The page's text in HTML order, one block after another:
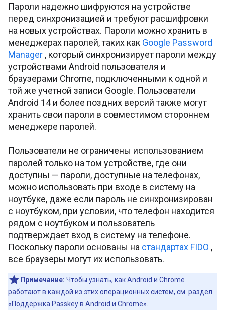
Пароли надежно шифруются на устройстве
перед синхронизацией и требуют расшифровки
на новых устройствах. Пароли можно хранить в
менеджерах паролей, таких как Google Password
Manager , который синхронизирует пароли между
устройствами Android пользователя и
браузерами Chrome, подключенными к одной и
той же учетной записи Google. Пользователи
Android 14 и более поздних версий также могут
хранить свои пароли в совместимом стороннем
менеджере паролей.
Пользователи не ограничены использованием
паролей только на том устройстве, где они
доступны — пароли, доступные на телефонах,
можно использовать при входе в систему на
ноутбуке, даже если пароль не синхронизирован
с ноутбуком, при условии, что телефон находится
рядом с ноутбуком и пользователь
подтверждает вход в систему на телефоне.
Поскольку пароли основаны на стандартах FIDO ,
все браузеры могут их использовать.
Примечание: Чтобы узнать, какAndroid и Chrome
работают в каждой из этих операционных систем, см. раздел
«Поддержка Passkey в Android и Chrome».